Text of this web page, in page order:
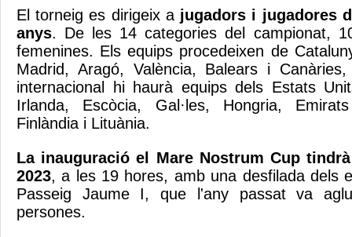
El torneig es dirigeix a jugadors i jugadores
anys. De les 14 categories del campionat,
femenines. Els equips procedeixen de
Madrid, Aragó, València, Balears i
internacional hi haurà equips dels Estats
Irlanda, Escòcia, Gal·les, Hongria,
Finlàndia i Lituània.
La inauguració el Mare Nostrum Cup
2023, a les 19 hores, amb una desfilada dels
Passeig Jaume I, que l'any passat va
persones.